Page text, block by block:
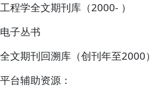
工程学全文期刊库（2000- ）
电子丛书
全文期刊回溯库（创刊年至2000）
平台辅助资源：